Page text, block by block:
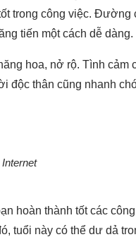
trong công việc. Đường
tiến một cách dễ dàng.
hoa, nở rộ. Tình cảm
độc thân cũng nhanh
hoàn thành tốt các
tuổi này có thể dư dả